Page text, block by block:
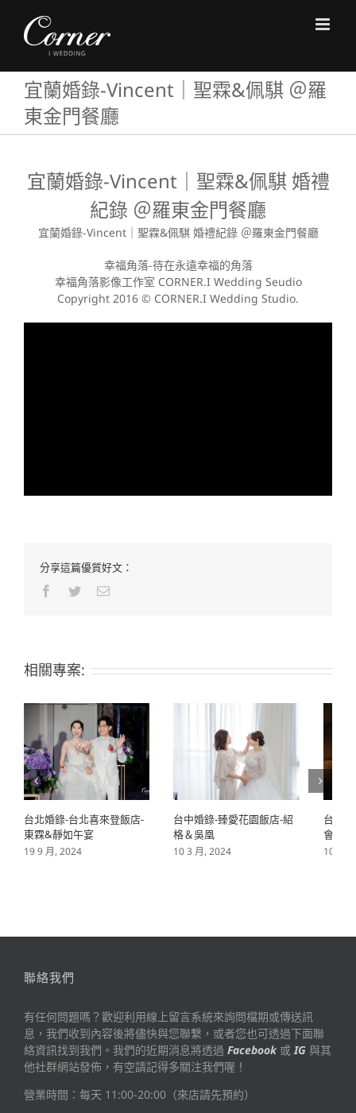
content
宜蘭婚錄-Vincent｜聖霖&佩騏 ＠羅
東金門餐廳
宜蘭婚錄-Vincent｜聖霖&佩騏 婚禮
紀錄 ＠羅東金門餐廳
宜蘭婚錄-Vincent｜聖霖&佩騏 婚禮紀錄 ＠羅東金門餐廳
幸福角落-待在永遠幸福的角落
幸福角落影像工作室 CORNER.I Wedding Seudio
Copyright 2016 © CORNER.I Wedding Studio.
分享這篇優質好文：
Facebook
TwitterEmail:
相關專案:
台北婚錄-台北喜來登飯店-
東霖&靜如午宴
19 9 月, 2024
台中婚錄-臻愛花園飯店-紹
格＆吳凰
10 3 月, 2024
台北
會-偉
10 3
聯絡我們
有任何問題嗎？歡迎利用線上留言系統來詢問檔期或傳送訊
息，我們收到內容後將儘快與您聯繫，或者您也可透過下面聯
絡資訊找到我們。我們的近期消息將透過 Facebook或 IG 與其
他社群網站發佈，有空請記得多關注我們喔！
營業時間：每天 11:00-20:00（來店請先預約）